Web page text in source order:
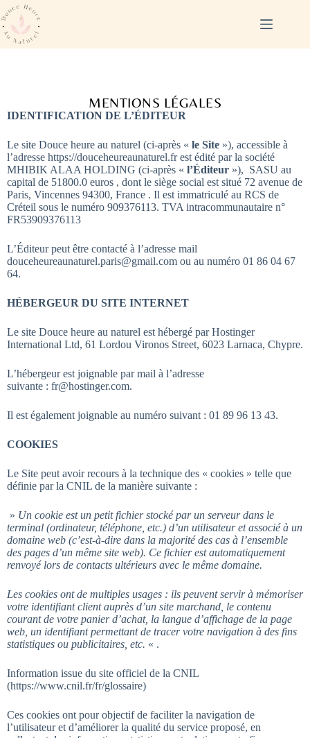
MENTIONS LÉGALES
IDENTIFICATION DE L’ÉDITEUR
Le site Douce heure au naturel (ci-après « le Site »), accessible à
l’adresse https://douceheureaunaturel.fr est édité par la société
MHIBIK ALAA HOLDING (ci-après « l’Éditeur »), SASU au
capital de 51800.0 euros , dont le siège social est situé 72 avenue de
Paris, Vincennes 94300, France . Il est immatriculé au RCS de
Créteil sous le numéro 909376113. TVA intracommunautaire n°
FR53909376113
L’Éditeur peut être contacté à l’adresse mail
douceheureaunaturel.paris@gmail.com ou au numéro 01 86 04 67
64.
HÉBERGEUR DU SITE INTERNET
Le site Douce heure au naturel est hébergé par Hostinger
International Ltd, 61 Lordou Vironos Street, 6023 Larnaca, Chypre.
L’hébergeur est joignable par mail à l’adresse
suivante : fr@hostinger.com.
Il est également joignable au numéro suivant : 01 89 96 13 43.
COOKIES
Le Site peut avoir recours à la technique des « cookies » telle que
définie par la CNIL de la manière suivante :
» Un cookie est un petit fichier stocké par un serveur dans le
terminal (ordinateur, téléphone, etc.) d’un utilisateur et associé à un
domaine web (c’est-à-dire dans la majorité des cas à l’ensemble
des pages d’un même site web). Ce fichier est automatiquement
renvoyé lors de contacts ultérieurs avec le même domaine.
Les cookies ont de multiples usages : ils peuvent servir à mémoriser
votre identifiant client auprès d’un site marchand, le contenu
courant de votre panier d’achat, la langue d’affichage de la page
web, un identifiant permettant de tracer votre navigation à des fins
statistiques ou publicitaires, etc. « .
Information issue du site officiel de la CNIL
(https://www.cnil.fr/fr/glossaire)
Ces cookies ont pour objectif de faciliter la navigation de
l’utilisateur et d’améliorer la qualité du service proposé, en